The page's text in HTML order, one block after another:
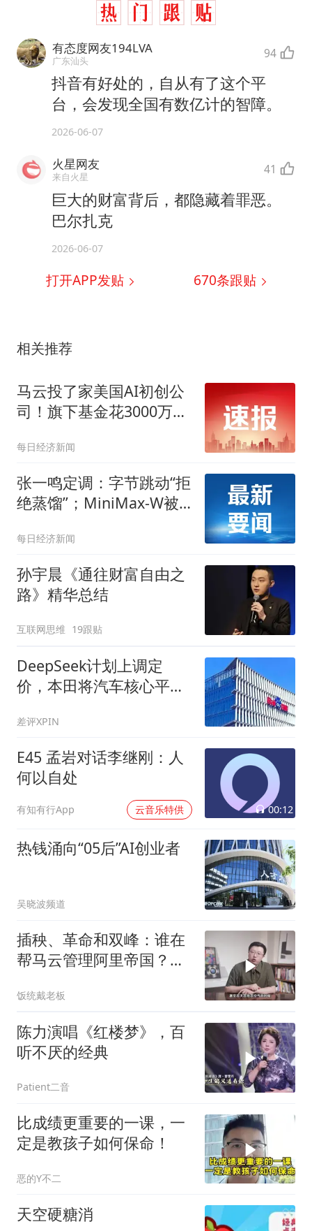
有态度网友194LVA
广东汕头 94
抖音有好处的，自从有了这个平
台，会发现全国有数亿计的智障。
2026-06-07
火星网友
来自火星 41
巨大的财富背后，都隐藏着罪恶。
巴尔扎克
2026-06-07
打开APP发贴 670条跟贴
相关推荐
马云投了家美国AI初创公
司！旗下基金花3000万美
司Corgi，其在旧金山开
24/7咖啡馆被人熟知，估
值飙升引关注
每日经济新闻
张一鸣定调：字节跳动“拒
绝蒸馏”；MiniMax-W被
参
每日经济新闻
孙宇晨《通往财富自由之
路》精华总结
互联网思维 19跟贴
DeepSeek计划上调定
价，本田将汽车核心平台
局AI办公，张一鸣称字节
不会依赖AI蒸馏技术，这
就是今天的其他大新闻！
差评XPIN
E45 孟岩对话李继刚：人
何以自处
有知有行App 云音乐特供 00:12
热钱涌向“05后”AI创业者
吴晓波频道
插秧、革命和双峰：谁在
帮马云管理阿里帝国？
饭统戴老板
陈力演唱《红楼梦》，百
听不厌的经典
Patient二音
比成绩更重要的一课，一
定是教孩子如何保命！
恶的Y不二
天空硬糖消